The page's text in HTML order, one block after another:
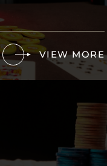
VIEW MORE